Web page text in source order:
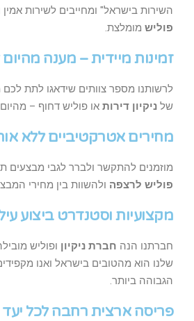
השירות בישראל" ומחייבים לשירות אמין
פוליש מומלצת.
זמינות מיידית – מענה מהיום
לרשותנו מספר צוותים שידאגו לתת לכם
של ניקיון דירות או פוליש דחוף – מהיום
מחירים אטרקטיביים ללא
מוזמנים להתקשר ולברר לגבי מבצעים
פוליש לרצפה ולהשוות בין מחירי
מקצועיות וסטנדרט ביצוע
חברתנו הנה חברת ניקיון ופוליש
שלנו הוא מהטובים בישראל ואנו
הגבוהה ביותר.
פריסה ארצית רחבה לכל יעד